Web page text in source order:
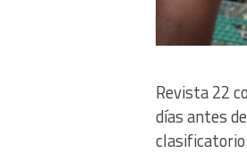
Revista 22
días antes
clasificatorio